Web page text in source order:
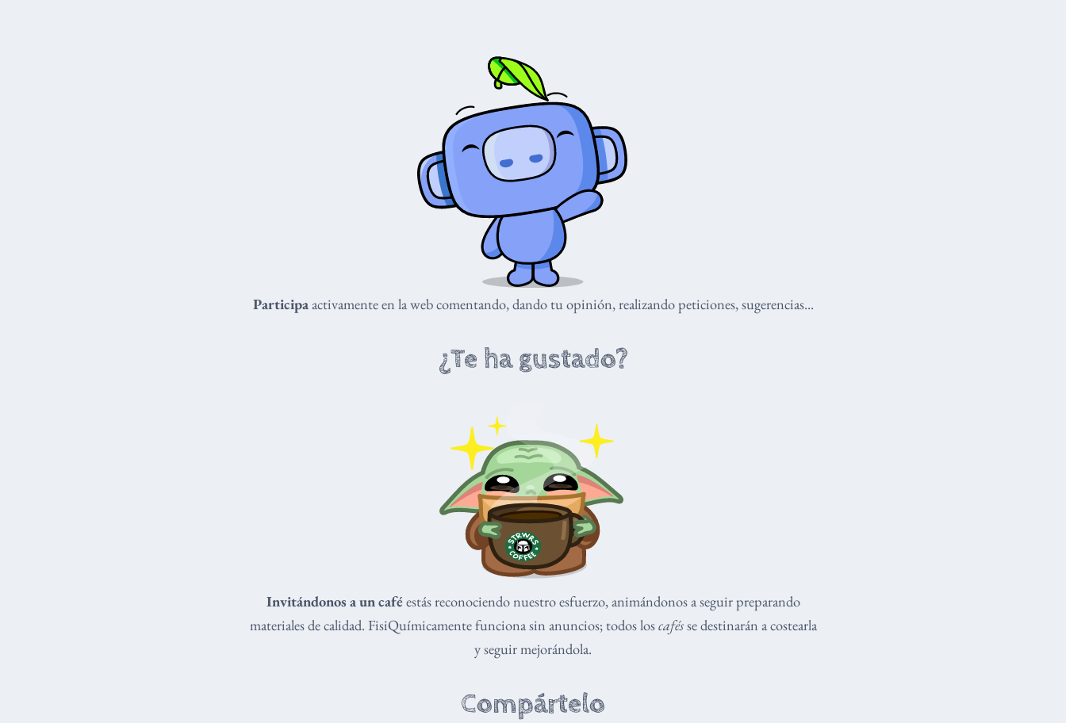
Participaactivamente en la web comentando, dando tu opinión, realizando peticiones, sugerencias...
¿Te ha gustado?
Invitándonos a un caféestás reconociendo nuestro esfuerzo, animándonos a seguir preparando
materiales de calidad. FisiQuímicamente funciona sin anuncios; todos loscafésse destinarán a costearla
y seguir mejorándola.
Compártelo